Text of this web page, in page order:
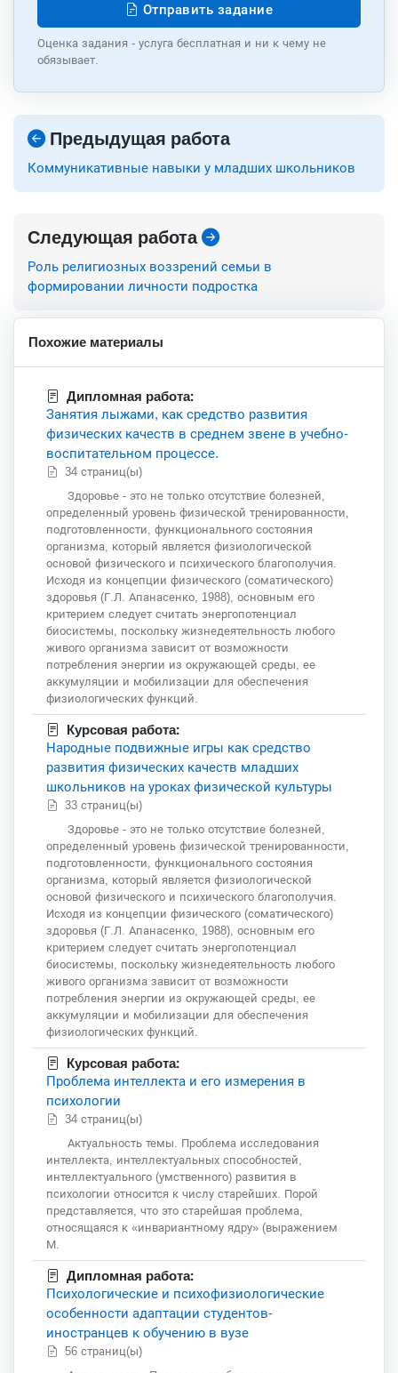
Отправить задание
Оценка задания - услуга бесплатная и ни к чему не
обязывает.
Предыдущая работа
Коммуникативные навыки у младших школьников
Следующая работа
Роль религиозных воззрений семьи в
формировании личности подростка
Похожие материалы
Дипломная работа:
Занятия лыжами, как средство развития
физических качеств в среднем звене в учебно-
воспитательном процессе.
34 страниц(ы)
Здоровье - это не только отсутствие болезней,
определенный уровень физической тренированности,
подготовленности, функционального состояния
организма, который является физиологической
основой физического и психического благополучия.
Исходя из концепции физического (соматического)
здоровья (Г.Л. Апанасенко, 1988), основным его
критерием следует считать энергопотенциал
биосистемы, поскольку жизнедеятельность любого
живого организма зависит от возможности
потребления энергии из окружающей среды, ее
аккумуляции и мобилизации для обеспечения
физиологических функций.
Курсовая работа:
Народные подвижные игры как средство
развития физических качеств младших
школьников на уроках физической культуры
33 страниц(ы)
Здоровье - это не только отсутствие болезней,
определенный уровень физической тренированности,
подготовленности, функционального состояния
организма, который является физиологической
основой физического и психического благополучия.
Исходя из концепции физического (соматического)
здоровья (Г.Л. Апанасенко, 1988), основным его
критерием следует считать энергопотенциал
биосистемы, поскольку жизнедеятельность любого
живого организма зависит от возможности
потребления энергии из окружающей среды, ее
аккумуляции и мобилизации для обеспечения
физиологических функций.
Курсовая работа:
Проблема интеллекта и его измерения в
психологии
34 страниц(ы)
Актуальность темы. Проблема исследования
интеллекта, интеллектуальных способностей,
интеллектуального (умственного) развития в
психологии относится к числу старейших. Порой
представляется, что это старейшая проблема,
относящаяся к «инвариантному ядру» (выражением
М.
Дипломная работа:
Психологические и психофизиологические
особенности адаптации студентов-
иностранцев к обучению в вузе
56 страниц(ы)